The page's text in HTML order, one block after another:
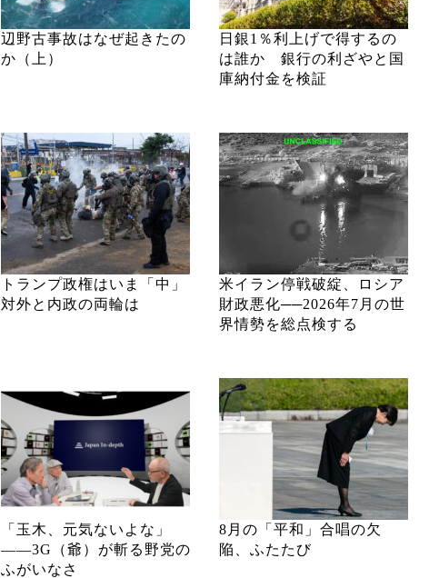
辺野古事故はなぜ起きたの
か（上）
日銀1％利上げで得するの
は誰か 銀行の利ざやと国
庫納付金を検証
トランプ政権はいま「中」
対外と内政の両輪は
米イラン停戦破綻、ロシア
財政悪化──2026年7月の世
界情勢を総点検する
「玉木、元気ないよな」
――3G（爺）が斬る野党の
ふがいなさ
8月の「平和」合唱の欠
陥、ふたたび